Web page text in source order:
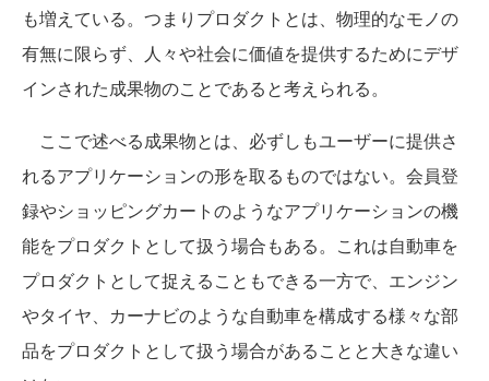
も増えている。つまりプロダクトとは、物理的なモノの
有無に限らず、人々や社会に価値を提供するためにデザ
インされた成果物のことであると考えられる。
ここで述べる成果物とは、必ずしもユーザーに提供さ
れるアプリケーションの形を取るものではない。会員登
録やショッピングカートのようなアプリケーションの機
能をプロダクトとして扱う場合もある。これは自動車を
プロダクトとして捉えることもできる一方で、エンジン
やタイヤ、カーナビのような自動車を構成する様々な部
品をプロダクトとして扱う場合があることと大きな違い